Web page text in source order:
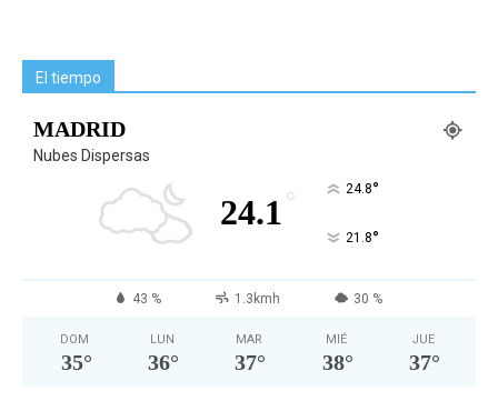
El tiempo
MADRID
Nubes Dispersas
24.1 ° 24.8°
21.8°
43 % 1.3kmh 30 %
DOM
35°
LUN
36°
MAR
37°
MIÉ
38°
JUE
37°